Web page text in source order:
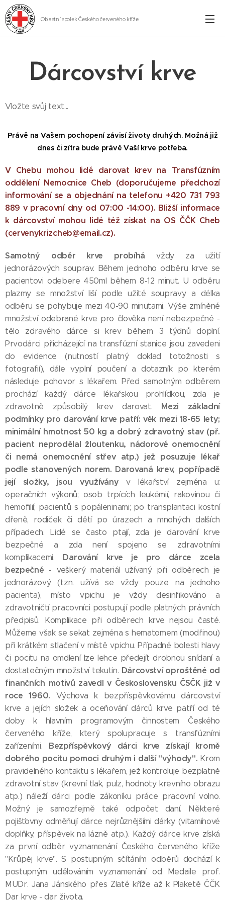
Oblastní spolek Českého červeného kříže
Dárcovství krve
Vložte svůj text...
Právě na Vašem pochopení závisí životy druhých. Možná již
dnes či zítra bude právě Vaší krve potřeba.
V Chebu mohou lidé darovat krev na Transfúzním
oddělení Nemocnice Cheb (doporučujeme předchozí
informování se a objednání na telefonu +420 731 793
889 v pracovní dny od 07:00 -14:00). Bližší informace
k dárcovství mohou lidé též získat na OS ČČK Cheb
(cervenykrizcheb@email.cz).
Samotný odběr krve probíhá vždy za užití
jednorázových souprav. Během jednoho odběru krve se
pacientovi odebere 450ml během 8-12 minut. U odběru
plazmy se množství liší podle užité soupravy a délka
odběru se pohybuje mezi 40-90 minutami. Výše zmíněné
množství odebrané krve pro člověka není nebezpečné -
tělo zdravého dárce si krev během 3 týdnů doplní.
Prvodárci přicházející na transfúzní stanice jsou zavedeni
do evidence (nutností platný doklad totožnosti s
fotografií), dále vyplní poučení a dotazník po kterém
následuje pohovor s lékařem. Před samotným odběrem
prochází každý dárce lékařskou prohlídkou, zda je
zdravotně způsobilý krev darovat. Mezi základní
podmínky pro darování krve patří: věk mezi 18-65 lety;
minimální hmotnost 50 kg a dobrý zdravotný stav (př.
pacient neprodělal žloutenku, nádorové onemocnění
či nemá onemocnění střev atp.) jež posuzuje lékař
podle stanovených norem. Darovaná krev, popřípadě
její složky, jsou využívány v lékařství zejména u:
operačních výkonů; osob trpících leukémií, rakovinou či
hemofilií; pacientů s popáleninami; po transplantaci kostní
dřeně, rodiček či dětí po úrazech a mnohých dalších
případech. Lidé se často ptají, zda je darování krve
bezpečné a zda není spojeno se zdravotními
komplikacemi. Darování krve je pro dárce zcela
bezpečné - veškerý materiál užívaný při odběrech je
jednorázový (tzn. užívá se vždy pouze na jednoho
pacienta), místo vpichu je vždy desinfikováno a
zdravotničtí pracovníci postupují podle platných právních
předpisů. Komplikace při odběrech krve nejsou časté.
Můžeme však se sekat zejména s hematomem (modřinou)
při krátkém stlačení v místě vpichu. Případné bolesti hlavy
či pocitu na omdlení lze lehce předejít drobnou snídaní a
dostatečným množství tekutin. Dárcovství oproštěné od
finančních motivů zavedl v Československu ČSČK již v
roce 1960. Výchova k bezpříspěvkovému dárcovství
krve a jejích složek a oceňování dárců krve patří od té
doby k hlavním programovým činnostem Českého
červeného kříže, který spolupracuje s transfúzními
zařízeními. Bezpříspěvkový dárci krve získají kromě
dobrého pocitu pomoci druhým i další "výhody". Krom
pravidelného kontaktu s lékařem, jež kontroluje bezplatně
zdravotní stav (krevní tlak, pulz, hodnoty krevního obrazu
atp.) náleží dárci podle zákoníku práce pracovní volno.
Možný je samozřejmě také odpočet daní. Některé
pojišťovny odměňují dárce nejrůznějšími dárky (vitamínové
doplňky, příspěvek na lázně atp.). Každý dárce krve získá
za první odběr vyznamenání Českého červeného kříže
"Krůpěj krve". S postupným sčítáním odběrů dochází k
postupným udělováním vyznamenání od Medaile prof.
MUDr. Jana Jánského přes Zlaté kříže až k Plaketě ČČK
Dar krve - dar života.